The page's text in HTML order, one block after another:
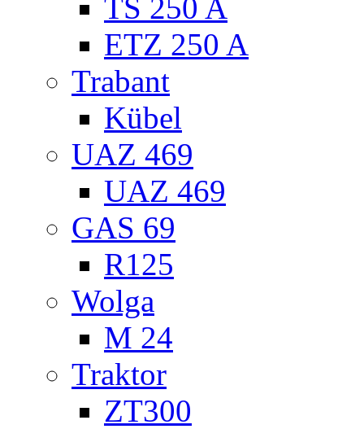
TS 250 A
ETZ 250 A
Trabant
Kübel
UAZ 469
UAZ 469
GAS 69
R125
Wolga
M 24
Traktor
ZT300